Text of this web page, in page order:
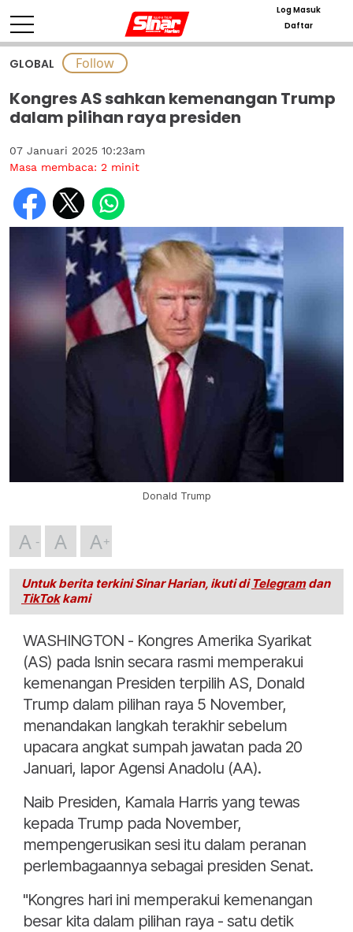
Log Masuk
Daftar
GLOBAL
Kongres AS sahkan kemenangan Trump
dalam pilihan raya presiden
07 Januari 2025 10:23am
Masa membaca: 2 minit
Donald Trump
A A A
Untuk berita terkini Sinar Harian, ikuti di Telegramdan
TikTokkami
WASHINGTON - Kongres Amerika Syarikat
(AS) pada Isnin secara rasmi memperakui
kemenangan Presiden terpilih AS, Donald
Trump dalam pilihan raya 5 November,
menandakan langkah terakhir sebelum
upacara angkat sumpah jawatan pada 20
Januari, lapor Agensi Anadolu (AA).
Naib Presiden, Kamala Harris yang tewas
kepada Trump pada November,
mempengerusikan sesi itu dalam peranan
perlembagaannya sebagai presiden Senat.
"Kongres hari ini memperakui kemenangan
besar kita dalam pilihan raya - satu detik